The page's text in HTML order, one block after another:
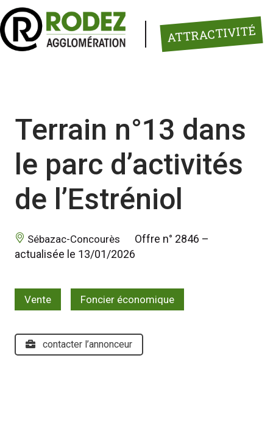
ATTRACTIVITÉ
Terrain n°13 dans
le parc d’activités
de l’Estréniol
Sébazac-Concourès
Offre n° 2846 –
actualisée le 13/01/2026
Vente Foncier économique
contacter l’annonceur